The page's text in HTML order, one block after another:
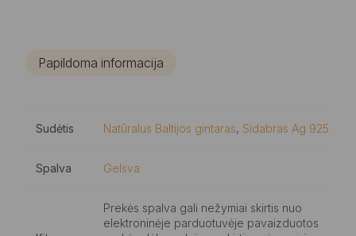
Papildoma informacija
Sudėtis Natūralus Baltijos gintaras, Sidabras Ag 925
Spalva Gelsva
Prekės spalva gali nežymiai skirtis nuo
elektroninėje parduotuvėje pavaizduotos